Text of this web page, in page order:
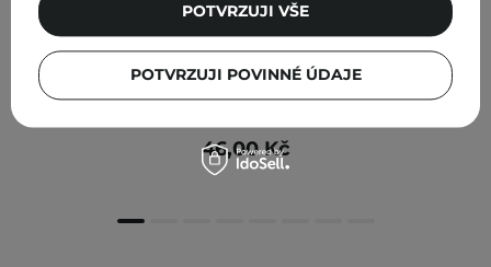
APLB - Collagen EGF Peptide Sheet Mask - Hydratační
a zpevňující plátýnková maska na obličej - 1ks/25ml
46,00 Kč
POTVRZUJI POVINNÉ ÚDAJE
POTVRZUJI VŠE